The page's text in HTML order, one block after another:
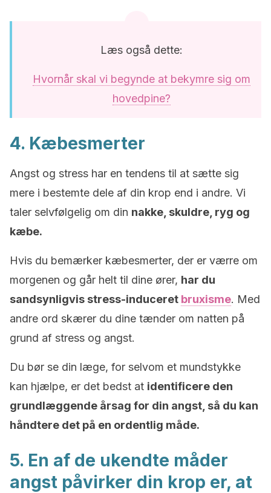
Læs også dette:
Hvornår skal vi begynde at bekymre sig om
hovedpine?
4. Kæbesmerter
Angst og stress har en tendens til at sætte sig
mere i bestemte dele af din krop end i andre. Vi
taler selvfølgelig om din nakke, skuldre, ryg og
kæbe.
Hvis du bemærker kæbesmerter, der er værre om
morgenen og går helt til dine ører, har du
sandsynligvis stress-induceret bruxisme. Med
andre ord skærer du dine tænder om natten på
grund af stress og angst.
Du bør se din læge, for selvom et mundstykke
kan hjælpe, er det bedst at identificere den
grundlæggende årsag for din angst, så du kan
håndtere det på en ordentlig måde.
5. En af de ukendte måder
angst påvirker din krop er, at